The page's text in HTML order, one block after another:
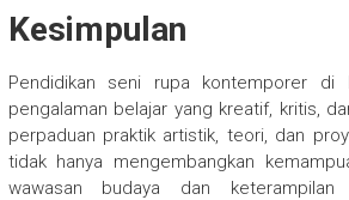
Kesimpulan
Pendidikan seni rupa kontemporer di
pengalaman belajar yang kreatif, kritis,
perpaduan praktik artistik, teori, dan
tidak hanya mengembangkan
wawasan budaya dan keterampilan